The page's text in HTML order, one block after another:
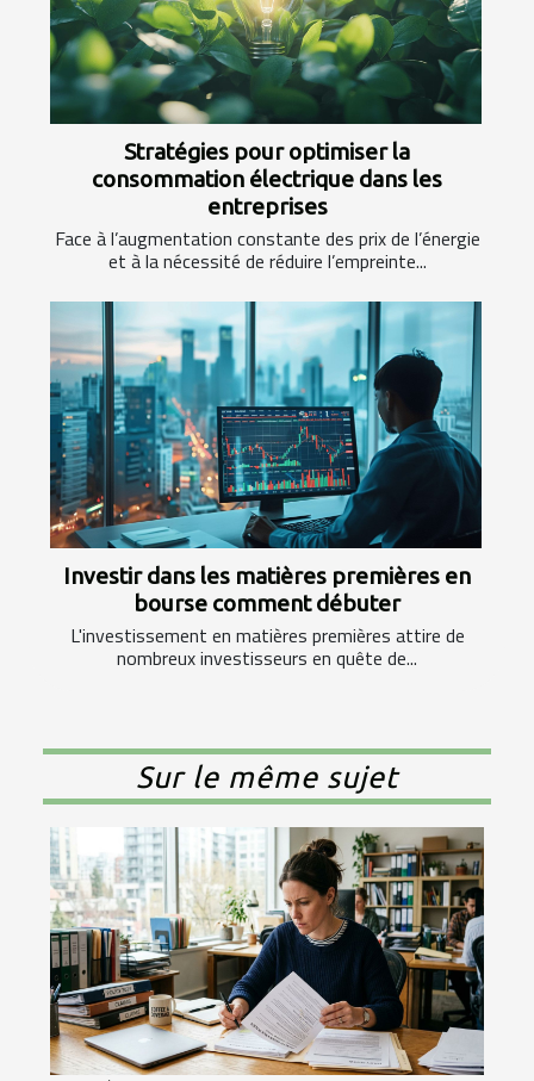
Stratégies pour optimiser la
consommation électrique dans les
entreprises
Face à l’augmentation constante des prix de l’énergie
et à la nécessité de réduire l’empreinte...
Investir dans les matières premières en
bourse comment débuter
L'investissement en matières premières attire de
nombreux investisseurs en quête de...
Sur le même sujet